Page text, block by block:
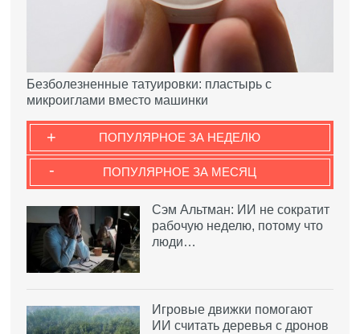
Безболезненные татуировки: пластырь с
микроиглами вместо машинки
ПОПУЛЯРНОЕ ЗА НЕДЕЛЮ
+
ПОПУЛЯРНОЕ ЗА МЕСЯЦ
-
Сэм Альтман: ИИ не сократит
рабочую неделю, потому что
люди…
Игровые движки помогают
ИИ считать деревья с дронов